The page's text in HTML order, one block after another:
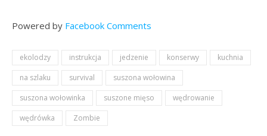
Powered by Facebook Comments
ekolodzy instrukcja jedzenie konserwy
kuchnia
na szlaku
survival
suszona wołowina
suszona wołowinka
suszone mięso
wędrowanie
wędrówka
Zombie